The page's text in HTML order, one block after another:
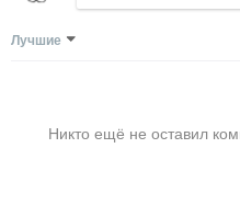
Лучшие
Никто ещё не оставил